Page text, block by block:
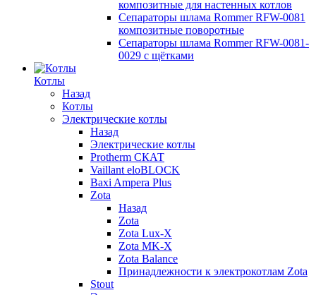
композитные для настенных котлов
Сепараторы шлама Rommer RFW-0081
композитные поворотные
Сепараторы шлама Rommer RFW-0081-
0029 с щётками
Котлы
Назад
Котлы
Электрические котлы
Назад
Электрические котлы
Protherm СКАТ
Vaillant eloBLOCK
Baxi Ampera Plus
Zota
Назад
Zota
Zota Lux-X
Zota MK-X
Zota Balance
Принадлежности к электрокотлам Zota
Stout